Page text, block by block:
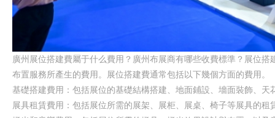
廣州展位搭建費屬于什么費用？廣州布展商有哪些收費標準？ 展位搭
布置服務所產生的費用。展位搭建費通常包括以下幾個方面的費用。
基礎搭建費用：包括展位的基礎結構搭建、地面鋪設、墻面裝飾、天
展具租賃費用：包括展位所需的展架、展柜、展桌、椅子等展具的租